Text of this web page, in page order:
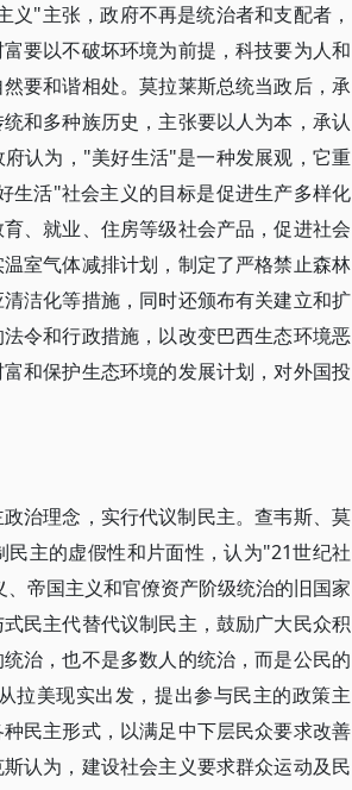
"主张，政府不再是统治者和支配者，
要以不破坏环境为前提，科技要为人和
要和谐相处。莫拉莱斯总统当政后，承
和多种族历史，主张要以人为本，承认
认为，"美好生活"是一种发展观，它重
生活"社会主义的目标是促进生产多样化
、就业、住房等级社会产品，促进社会
室气体减排计划，制定了严格禁止森林
洁化等措施，同时还颁布有关建立和扩
令和行政措施，以改变巴西生态环境恶
和保护生态环境的发展计划，对外国投
治理念，实行代议制民主。查韦斯、莫
主的虚假性和片面性，认为"21世纪社
帝国主义和官僚资产阶级统治的旧国家
民主代替代议制民主，鼓励广大民众积
治，也不是多数人的统治，而是公民的
拉美现实出发，提出参与民主的政策主
民主形式，以满足中下层民众要求改善
认为，建设社会主义要求群众运动及民